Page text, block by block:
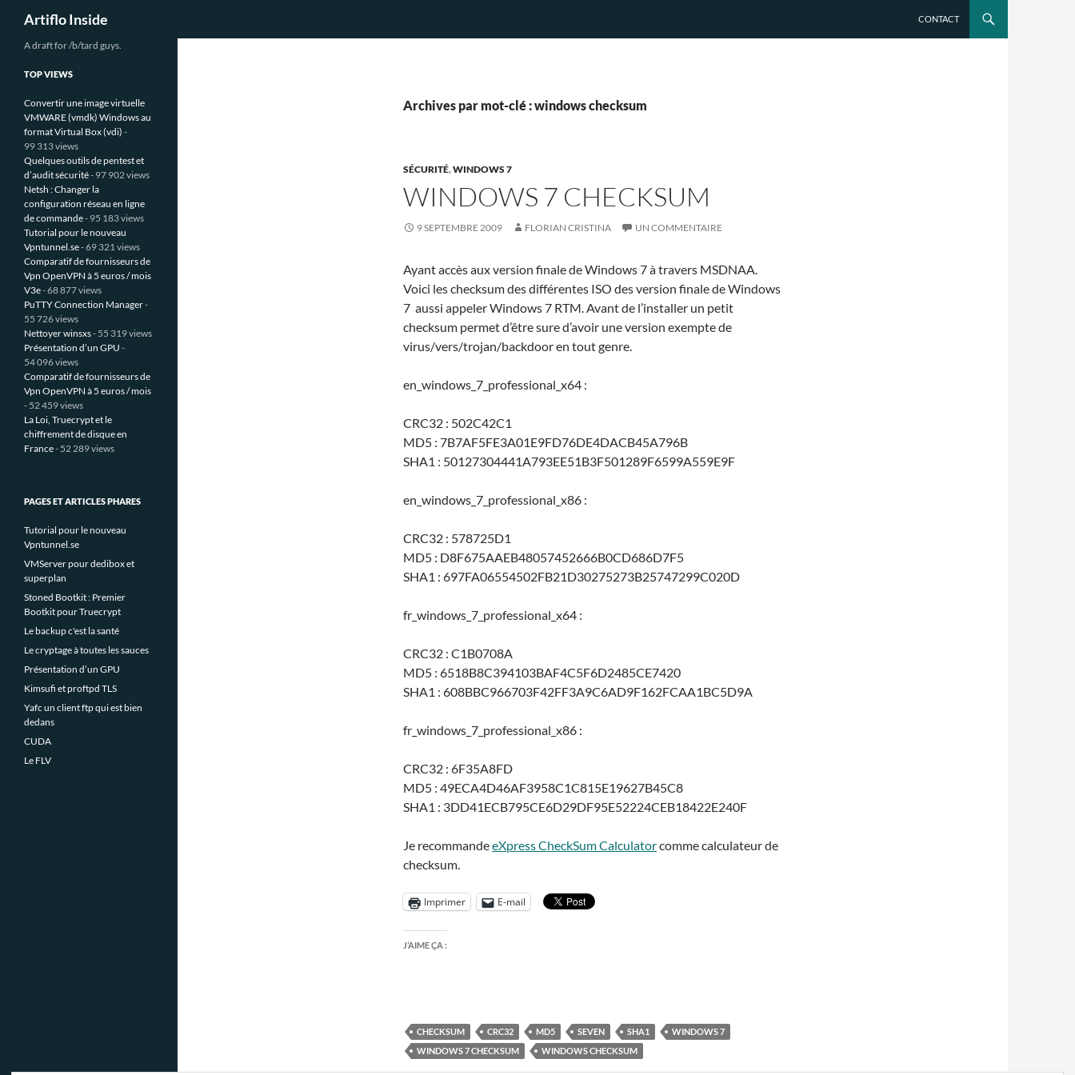
Aller
Artiflo Inside CONTACT
Archives par mot-clé : windows checksum
SÉCURITÉ,WINDOWS 7
WINDOWS 7 CHECKSUM
9 SEPTEMBRE 2009 FLORIAN CRISTINA UN COMMENTAIRE
Ayant accès aux version finale de Windows 7 à travers MSDNAA.
Voici les checksum des différentes ISO des version finale de Windows
7 aussi appeler Windows 7 RTM. Avant de l’installer un petit
checksum permet d’être sure d’avoir une version exempte de
virus/vers/trojan/backdoor en tout genre.
en_windows_7_professional_x64 :
CRC32 : 502C42C1
MD5 : 7B7AF5FE3A01E9FD76DE4DACB45A796B
SHA1 : 50127304441A793EE51B3F501289F6599A559E9F
en_windows_7_professional_x86 :
CRC32 : 578725D1
MD5 : D8F675AAEB48057452666B0CD686D7F5
SHA1 : 697FA06554502FB21D30275273B25747299C020D
fr_windows_7_professional_x64 :
CRC32 : C1B0708A
MD5 : 6518B8C394103BAF4C5F6D2485CE7420
SHA1 : 608BBC966703F42FF3A9C6AD9F162FCAA1BC5D9A
fr_windows_7_professional_x86 :
CRC32 : 6F35A8FD
MD5 : 49ECA4D46AF3958C1C815E19627B45C8
SHA1 : 3DD41ECB795CE6D29DF95E52224CEB18422E240F
Je recommandeeXpress CheckSum Calculatorcomme calculateur de
checksum.
Imprimer E-mail
J’AIME ÇA :
CHECKSUM CRC32 MD5 SEVEN SHA1
WINDOWS 7
WINDOWS 7 CHECKSUM
WINDOWS CHECKSUM
A draft for /b/tard guys.
TOP VIEWS
Convertir une image virtuelle
VMWARE (vmdk) Windows au
format Virtual Box (vdi) -
99 313 views
Quelques outils de pentest et
d’audit sécurité- 97 902 views
Netsh : Changer la
configuration réseau en ligne
de commande- 95 183 views
Tutorial pour le nouveau
Vpntunnel.se- 69 321 views
Comparatif de fournisseurs de
Vpn OpenVPN à 5 euros / mois
V3e- 68 877 views
PuTTY Connection Manager-
55 726 views
Nettoyer winsxs- 55 319 views
Présentation d’un GPU -
54 096 views
Comparatif de fournisseurs de
Vpn OpenVPN à 5 euros / mois
- 52 459 views
La Loi, Truecrypt et le
chiffrement de disque en
France- 52 289 views
PAGES ET ARTICLES PHARES
Tutorial pour le nouveau
Vpntunnel.se
VMServer pour dedibox et
superplan
Stoned Bootkit : Premier
Bootkit pour Truecrypt
Le backup c'est la santé
Le cryptage à toutes les sauces
Présentation d’un GPU
Kimsufi et proftpd TLS
Yafc un client ftp qui est bien
dedans
CUDA
Le FLV